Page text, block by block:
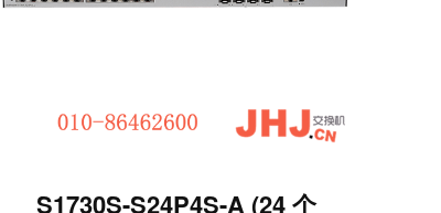
S1730S-S24P4S-A (24 个